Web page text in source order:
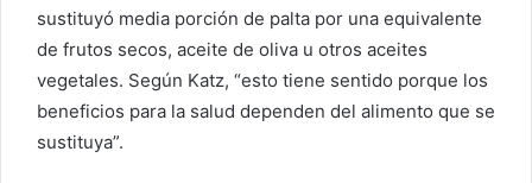
sustituyó media porción de palta por una equivalente
de frutos secos, aceite de oliva u otros aceites
vegetales. Según Katz, “esto tiene sentido porque los
beneficios para la salud dependen del alimento que se
sustituya”.